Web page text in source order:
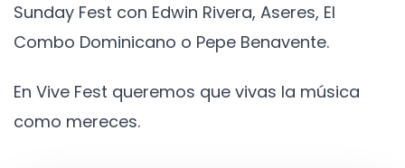
Sunday Fest con Edwin Rivera, Aseres, El
Combo Dominicano o Pepe Benavente.
En Vive Fest queremos que vivas la música
como mereces.